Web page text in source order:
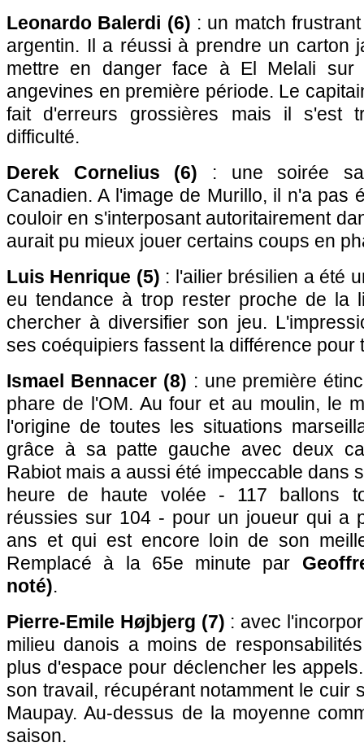
Leonardo Balerdi (6) : un match
argentin. Il a réussi à prendre un carton
mettre en danger face à El Melali sur
angevines en première période. Le
fait d'erreurs grossières mais il s'est
difficulté.
Derek Cornelius (6) : une soirée
Canadien. A l'image de Murillo, il n'a pas
couloir en s'interposant autoritairement
aurait pu mieux jouer certains coups en
Luis Henrique (5) : l'ailier brésilien a été
eu tendance à trop rester proche de la
chercher à diversifier son jeu.
ses coéquipiers fassent la différence pour
Ismael Bennacer (8) : une première
phare de l'OM. Au four et au moulin, le
l'origine de toutes les situations
grâce à sa patte gauche avec deux
Rabiot mais a aussi été impeccable dans
heure de haute volée - 117 ballons
réussies sur 104 - pour un joueur qui a
ans et qui est encore loin de son
Remplacé à la 65e minute par
noté).
Pierre-Emile Højbjerg (7) : avec
milieu danois a moins de
plus d'espace pour déclencher les
son travail, récupérant notamment le cuir
Maupay. Au-dessus de la moyenne
saison.